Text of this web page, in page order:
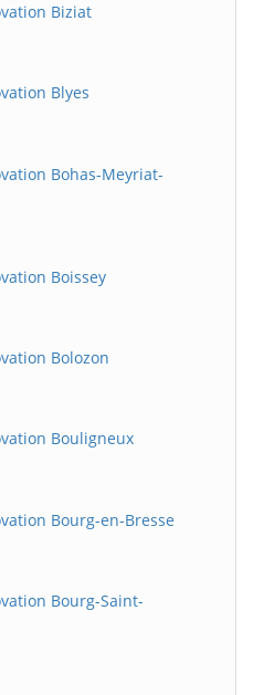
Biziat
Blyes
Bohas-Meyriat-
Boissey
Bolozon
Bouligneux
Bourg-en-Bresse
Bourg-Saint-